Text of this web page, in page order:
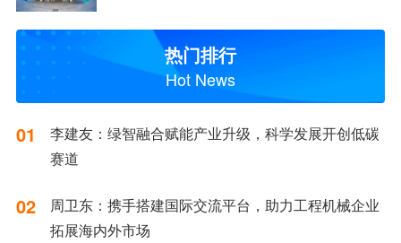
热门排行
Hot News
01
李建友：绿智融合赋能产业升级，科学发展开创低碳
赛道
02
周卫东：携手搭建国际交流平台，助力工程机械企业
拓展海内外市场